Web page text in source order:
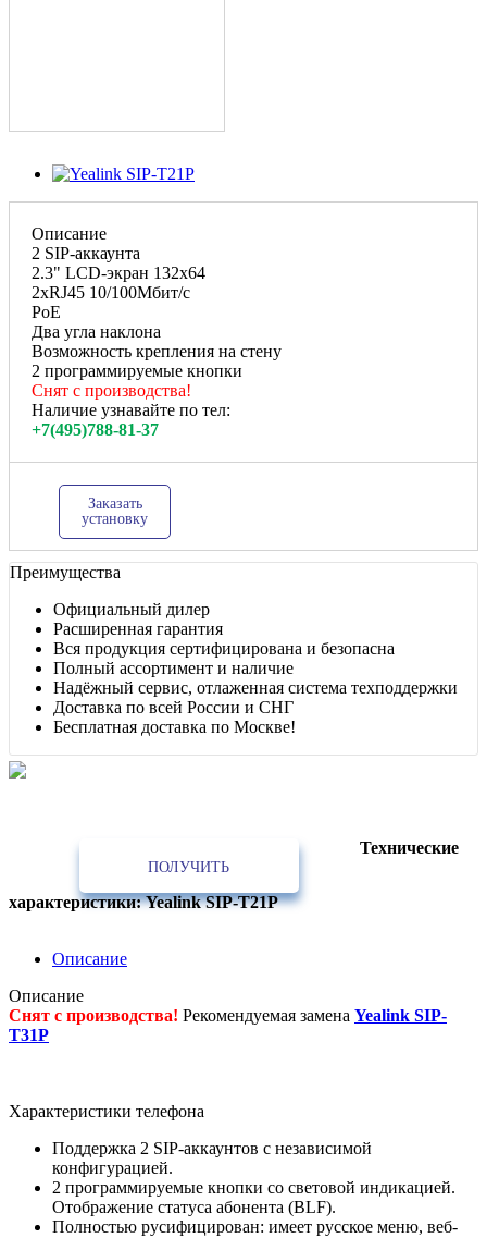
Описание
2 SIP-аккаунта
2.3" LCD-экран 132х64
2хRJ45 10/100Мбит/с
PoE
Два угла наклона
Возможность крепления на стену
2 программируемые кнопки
Снят с производства!
Наличие узнавайте по тел:
+7(495)788-81-37
Заказать
установку
Преимущества
Официальный дилер
Расширенная гарантия
Вся продукция сертифицирована и безопасна
Полный ассортимент и наличие
Надёжный сервис, отлаженная система техподдержки
Доставка по всей России и СНГ
Бесплатная доставка по Москве!
ПОЛУЧИТЬ
Технические
характеристики: Yealink SIP-T21P
Описание
Описание
Снят с производства! Рекомендуемая замена Yealink SIP-
T31P
Характеристики телефона
Поддержка 2 SIP-аккаунтов с независимой
конфигурацией.
2 программируемые кнопки со световой индикацией.
Отображение статуса абонента (BLF).
Полностью русифицирован: имеет русское меню, веб-